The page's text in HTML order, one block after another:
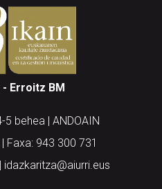
Erroitz BM
5 behea | ANDOAIN
Faxa: 943 300 731
idazkaritza@aiurri.eus